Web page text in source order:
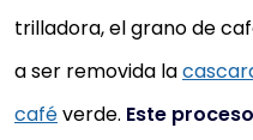
trilladora, el grano de
a ser removida la
caféverde. Este